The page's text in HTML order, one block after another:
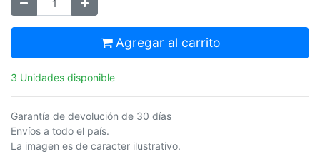
Agregar al carrito
3 Unidades disponible
Garantía de devolución de 30 días
Envíos a todo el país.
La imagen es de caracter ilustrativo.